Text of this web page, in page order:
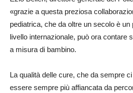
«grazie a questa preziosa
pediatrica, che da oltre un secolo è un
livello internazionale, può ora contare
a misura di bambino.
La qualità delle cure, che da sempre
essere sempre più affiancata da